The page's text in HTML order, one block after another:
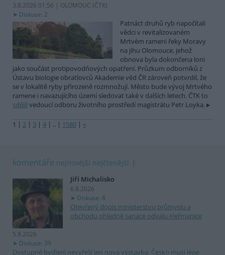
3.8.2026 01:56 | OLOMOUC (ČTK)
Diskuse: 2
Patnáct druhů ryb napočítali
vědci v revitalizovaném
Mrtvém rameni řeky Moravy
na jihu Olomouce, jehož
obnova byla dokončena loni
jako součást protipovodňových opatření. Průzkum odborníků z
Ústavu biologie obratlovců Akademie věd ČR zároveň potvrdil, že
se v lokalitě ryby přirozeně rozmnožují. Město bude vývoj Mrtvého
ramene i navazujícího území sledovat také v dalších letech. ČTK to
sdělil vedoucí odboru životního prostředí magistrátu Petr Loyka.
1 | 2 | 3 | 4 | .. | 1580 | »
komentáře nejnovější nejčtenější
Jiří Michalisko
6.8.2026
Diskuse: 8
Otevřený dopis ministerstvu průmyslu a
obchodu ohledně sanace odvalu Heřmanice
5.8.2026
Diskuse: 39
Dostupné bydlení nevyřeší jen nová výstavba. Česko musí lépe